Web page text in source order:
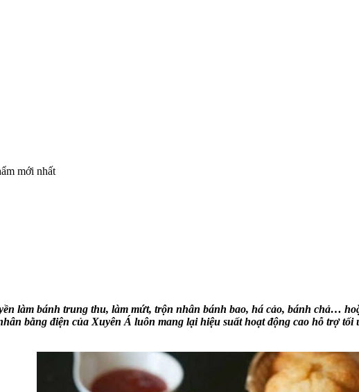
mới nhất
làm bánh trung thu, làm mứt, trộn nhân bánh bao, há cảo, bánh chả…
bằng điện của Xuyên Á luôn mang lại hiệu suất hoạt động cao hỗ trợ